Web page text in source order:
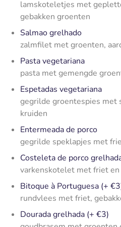
lamskoteletjes met
gebakken groenten
Salmao grelhado
zalmfilet met groenten,
Pasta vegetariana
pasta met gemengde
Espetadas vegetariana
gegrilde groentespies met
kruiden
Entermeada de porco
gegrilde speklapjes met
Costeleta de porco
varkenskotelet met friet en
Bitoque à Portuguesa (+
rundvlees met friet,
Dourada grelhada (+ €3)